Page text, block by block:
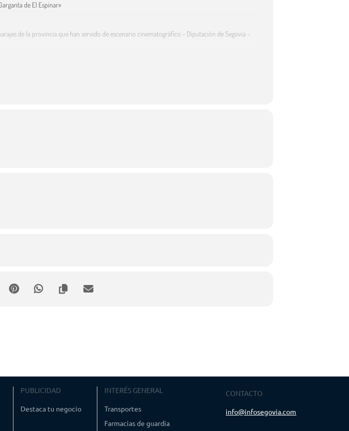
de El Espinar»
de la provincia que han servido de escenario cinematográfico – Diputación de Segovia –
PUBLICIDAD
Destaca tu negocio
INTERÉS GENERAL
Transportes
Farmacias de guardia
CONTACTO
info@infosegovia.com